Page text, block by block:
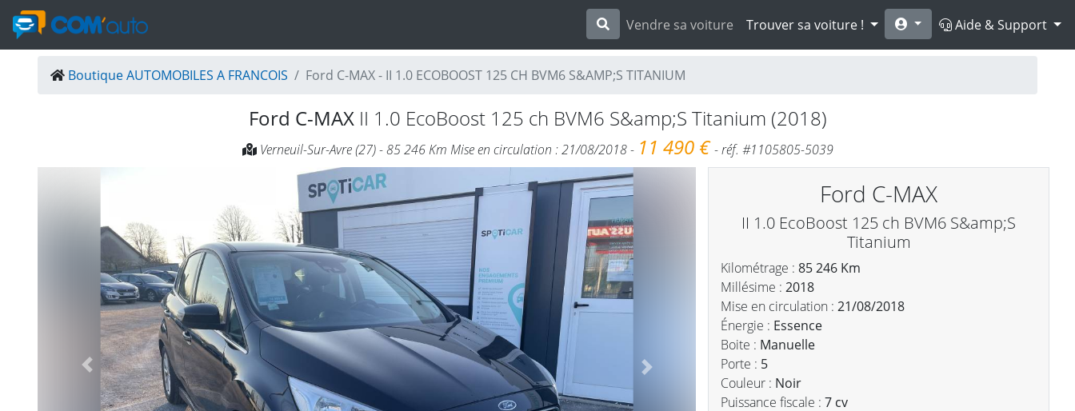
Vendre sa voiture Trouver sa voiture ! Aide & Support
Boutique AUTOMOBILES A FRANCOIS Ford C-MAX - II 1.0 ECOBOOST 125 CH BVM6 S&AMP;S TITANIUM
Ford C-MAX II 1.0 EcoBoost 125 ch BVM6 S&amp;S Titanium (2018)
Verneuil-Sur-Avre (27) - 85 246 Km Mise en circulation : 21/08/2018 - 11 490 €- réf. #1105805-5039
Précèdent
Suivant
Ford C-MAX
II 1.0 EcoBoost 125 ch BVM6 S&amp;S
Titanium
Kilométrage :85 246 Km
Millésime : 2018
Mise en circulation : 21/08/2018
Énergie : Essence
Boite : Manuelle
Porte : 5
Couleur : Noir
Puissance fiscale : 7 cv